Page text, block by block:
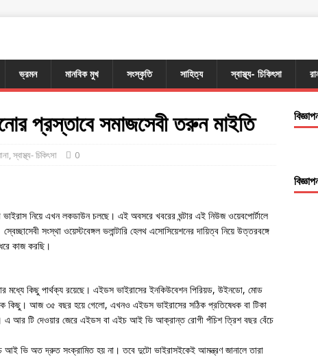
ভ্রমন মানবিক মুখ সংস্কৃতি সাহিত্য স্বাস্থ্য- চিকিৎসা
প্রস্তাবে সমাজসেবী তরুন মাইতি
,স্বাস্থ্য- চিকিৎসা 0
নিয়ে এখন লকডাউন চলছে। এই অবসরে খবরের ঘন্টার এই নিউজ ওয়েবপোর্টালে
সংস্থা ওয়েস্টবেঙ্গল ভলান্টারি হেলথ এসোসিয়েশনের দায়িত্ব নিয়ে উত্তরবঙ্গে
কাজ করছি।
কিছু পার্থক্য রয়েছে। এইডস ভাইরাসের ইনকিউবেশন পিরিয়ড, উইনডো, মোড
কিছু। আজ ৩৫ বছর হয়ে গেলো, এখনও এইডস ভাইরাসের সঠিক প্রতিষেধক বা টিকা
আর টি দেওয়ার জেরে এইডস বা এইচ আই ভি আক্রান্ত রোগী পঁচিশ ত্রিশ বছর বেঁচে
ভি অত দ্রুত সংক্রামিত হয় না। তবে দুটো ভাইরাসইকেই আমন্ত্রণ জানালে তারা